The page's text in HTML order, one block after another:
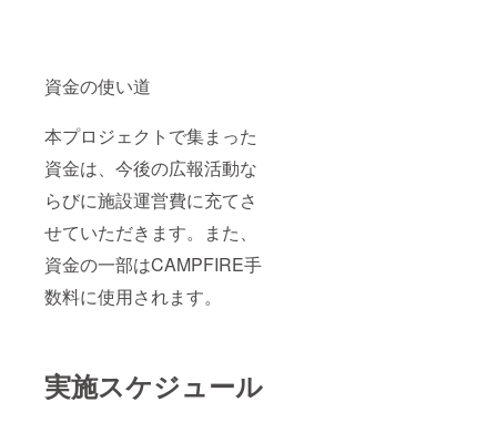
資金の使い道
本プロジェクトで集まった
資金は、今後の広報活動な
らびに施設運営費に充てさ
せていただきます。また、
資金の一部はCAMPFIRE手
数料に使用されます。
実施スケジュール